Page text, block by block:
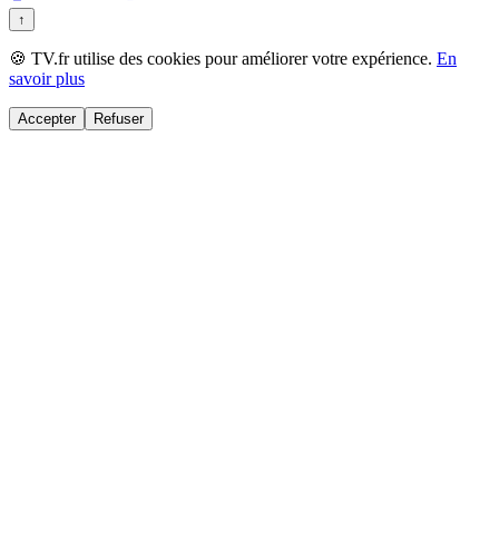
↑
🍪 TV.fr utilise des cookies pour améliorer votre expérience. En
savoir plus
Accepter Refuser